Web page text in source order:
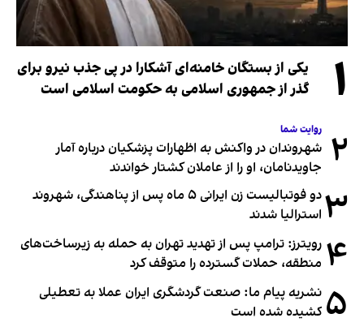
۱
یکی از بستگان خامنه‌ای آشکارا در پی جذب نیرو برای
گذر از جمهوری اسلامی به حکومت اسلامی است
۲ روایت شما
شهروندان در واکنش به اظهارات پزشکیان درباره آمار
جاویدنامان، او را از عاملان کشتار خواندند
۳
دو فوتبالیست زن ایرانی ۵ ماه پس از پناهندگی، شهروند
استرالیا شدند
۴ رویترز: ترامپ پس از تهدید تهران به حمله به زیرساخت‌های
منطقه، حملات گسترده را متوقف کرد
۵ نشریه پیام ما: صنعت گردشگری ایران عملا به تعطیلی
کشیده شده است